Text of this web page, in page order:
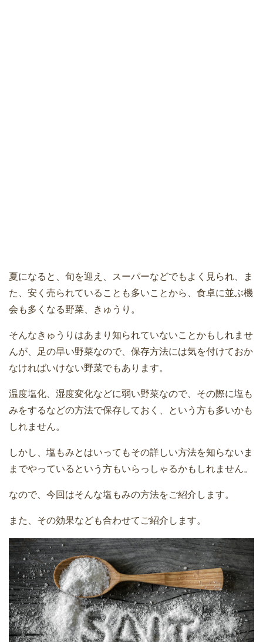
夏になると、旬を迎え、スーパーなどでもよく見られ、ま
た、安く売られていることも多いことから、食卓に並ぶ機
会も多くなる野菜、きゅうり。
そんなきゅうりはあまり知られていないことかもしれませ
んが、足の早い野菜なので、保存方法には気を付けておか
なければいけない野菜でもあります。
温度塩化、湿度変化などに弱い野菜なので、その際に塩も
みをするなどの方法で保存しておく、という方も多いかも
しれません。
しかし、塩もみとはいってもその詳しい方法を知らないま
までやっているという方もいらっしゃるかもしれません。
なので、今回はそんな塩もみの方法をご紹介します。
また、その効果なども合わせてご紹介します。